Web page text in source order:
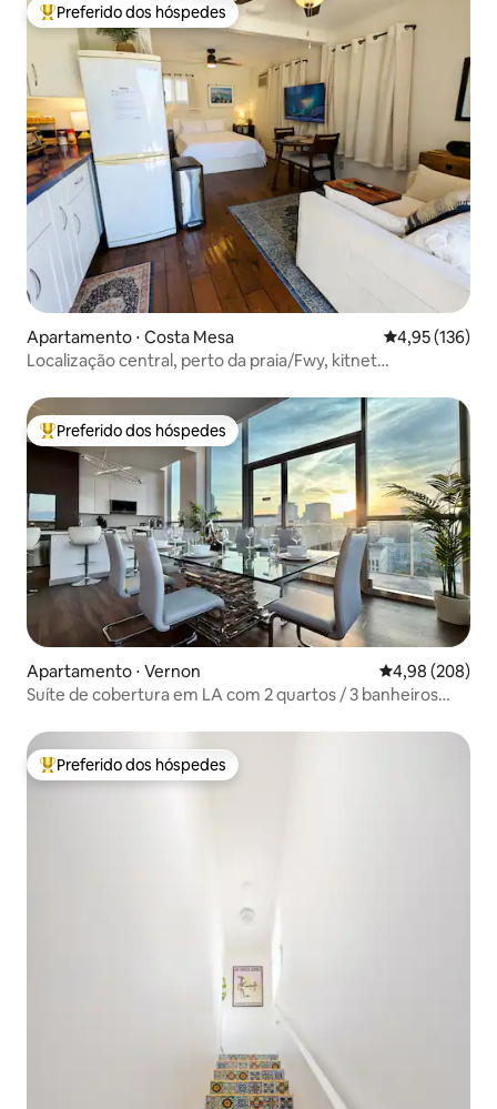
Entre os melhores preferidos dos hóspedes
Preferido dos hóspedes
Apartamento ⋅ Costa Mesa 4,95 de uma
4,95 (136)
Localização central, perto da praia/Fwy, kitnet
Entre os melhores preferidos dos hóspedes
Preferido dos hóspedes
Apartamento ⋅ Vernon 4,98 de uma
4,98 (208)
Suíte de cobertura em LA com 2 quartos / 3 banheiros
Entre os melhores preferidos dos hóspedes
Preferido dos hóspedes